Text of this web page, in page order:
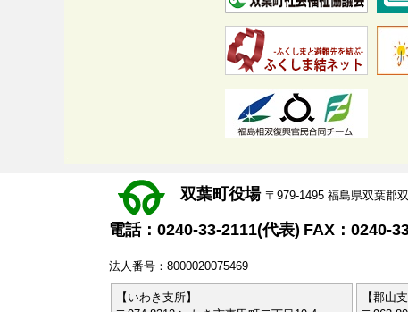
双葉町役場 〒979-1495 福島県双葉郡
電話：0240-33-2111(代表) FAX：0240-
法人番号：8000020075469
【いわき支所】
【郡山